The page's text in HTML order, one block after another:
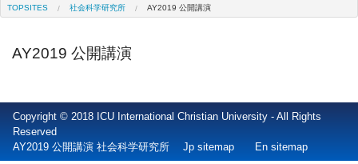
TOPSITES 社会科学研究所 AY2019 公開講演
AY2019 公開講演
Copyright © 2018 ICU International Christian University - All Rights
Reserved
AY2019 公開講演 社会科学研究所 Jp sitemap En sitemap